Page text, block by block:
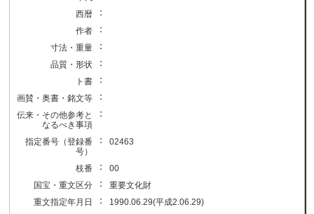
西暦 ：
作者 ：
寸法・重量 ：
品質・形状 ：
ト書 ：
画賛・奥書・銘文等 ：
伝来・その他参考と
なるべき事項
：
指定番号（登録番
号）
： 02463
枝番 ：
00
国宝・重文区分
：
重要文化財
重文指定年月日
：
1990.06.29(平成2.06.29)